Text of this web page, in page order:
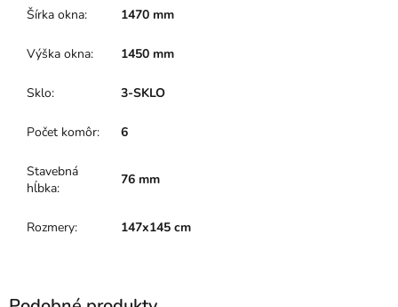
Šírka okna: 1470 mm
Výška okna: 1450 mm
Sklo: 3-SKLO
Počet komôr: 6
Stavebná
hĺbka:
76 mm
Rozmery: 147x145 cm